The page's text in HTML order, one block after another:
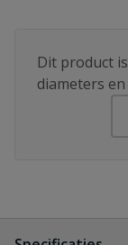
Dit product
diameters